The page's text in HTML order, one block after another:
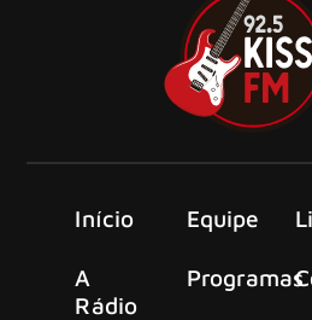
Início
A
Rádio
Equipe
Programas